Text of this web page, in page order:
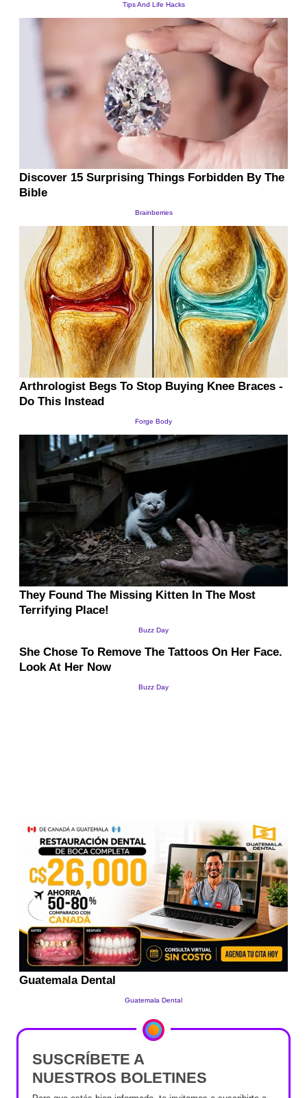
SUSCRÍBETE A
NUESTROS BOLETINES